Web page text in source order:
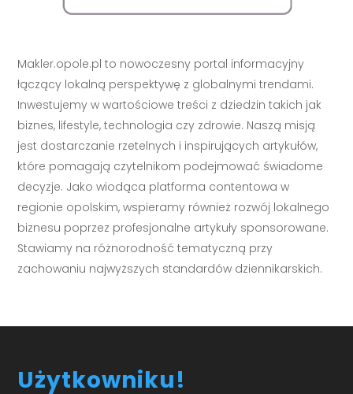
Makler.opole.pl to nowoczesny portal informacyjny
łączący lokalną perspektywę z globalnymi trendami.
Inwestujemy w wartościowe treści z dziedzin takich jak
biznes, lifestyle, technologia czy zdrowie. Naszą misją
jest dostarczanie rzetelnych i inspirujących artykułów,
które pomagają czytelnikom podejmować świadome
decyzje. Jako wiodąca platforma contentowa w
regionie opolskim, wspieramy również rozwój lokalnego
biznesu poprzez profesjonalne artykuły sponsorowane.
Stawiamy na różnorodność tematyczną przy
zachowaniu najwyższych standardów dziennikarskich.
Użytkowniku!